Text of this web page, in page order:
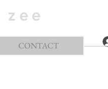
CONTACT
z e e